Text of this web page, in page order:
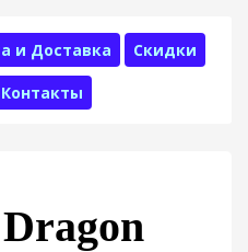
и Доставка Скидки
Контакты